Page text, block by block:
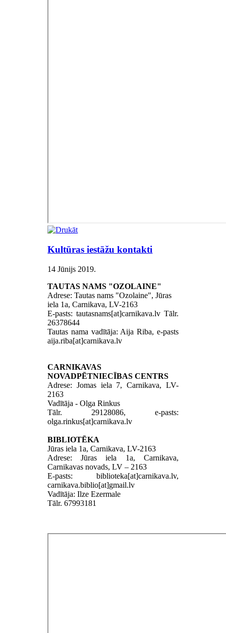
Kultūras iestāžu kontakti
14 Jūnijs 2019.
TAUTAS NAMS "OZOLAINE"
Adrese: Tautas nams "Ozolaine", Jūras
iela 1a, Carnikava, LV-2163
E-pasts: tautasnams[at]carnikava.lv Tālr.
26378644
Tautas nama vadītāja: Aija Riba, e-pasts
aija.riba[at]carnikava.lv
CARNIKAVAS
NOVADPĒTNIECĪBAS CENTRS
Adrese: Jomas iela 7, Carnikava, LV-
2163
Vadītāja - Olga Rinkus
Tālr. 29128086, e-pasts:
olga.rinkus[at]carnikava.lv
BIBLIOTĒKA
Jūras iela 1a, Carnikava, LV-2163
Adrese: Jūras iela 1a, Carnikava,
Carnikavas novads, LV – 2163
E-pasts: biblioteka[at]carnikava.lv,
carnikava.biblio[at]gmail.lv
Vadītāja: Ilze Ezermale
Tālr. 67993181